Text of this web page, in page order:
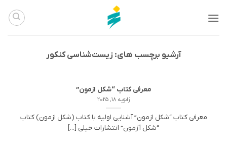
آرشیو برچسب های: زیست‌شناسی کنکور
معرفی کتاب “شکل ازمون”
ژانویه 18, 2025
معرفی کتاب “شکل ازمون” آشنایی اولیه با کتاب (شکل ازمون) کتاب
“شکل آزمون” انتشارات خیلی [...]